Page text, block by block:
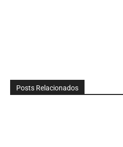
Posts Relacionados